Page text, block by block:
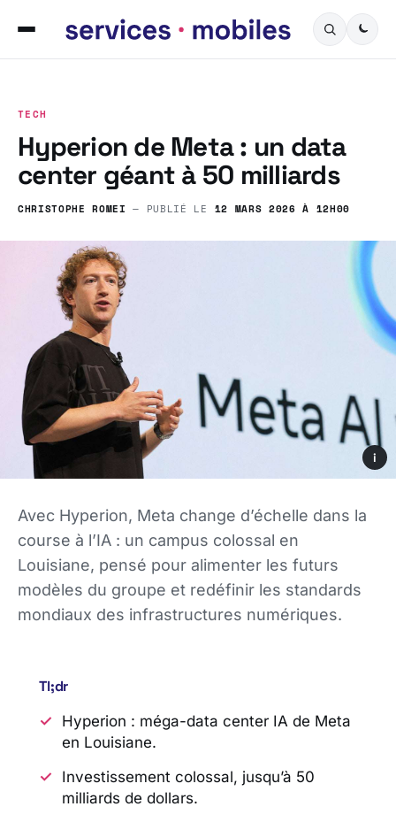
TECH
Hyperion de Meta : un data
center géant à 50 milliards
CHRISTOPHE ROMEI — PUBLIÉ LE 12 MARS 2026 À 12H00
i
Avec Hyperion, Meta change d’échelle dans la
course à l’IA : un campus colossal en
Louisiane, pensé pour alimenter les futurs
modèles du groupe et redéfinir les standards
mondiaux des infrastructures numériques.
Tl;dr
Hyperion : méga-data center IA de Meta
en Louisiane.
Investissement colossal, jusqu’à 50
milliards de dollars.